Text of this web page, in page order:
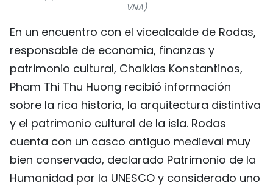
ENGLISH
中文
FRANÇAIS
РУССКИЙ
VNA)
En un encuentro con el vicealcalde de Rodas,
responsable de economía, finanzas y
patrimonio cultural, Chalkias Konstantinos,
Pham Thi Thu Huong recibió información
sobre la rica historia, la arquitectura distintiva
y el patrimonio cultural de la isla. Rodas
cuenta con un casco antiguo medieval muy
bien conservado, declarado Patrimonio de la
Humanidad por la UNESCO y considerado uno